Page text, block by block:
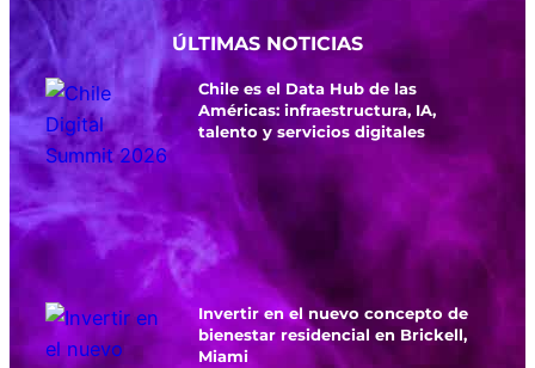
ÚLTIMAS NOTICIAS
Chile es el Data Hub de las
Américas: infraestructura, IA,
talento y servicios digitales
Invertir en el nuevo concepto de
bienestar residencial en Brickell,
Miami